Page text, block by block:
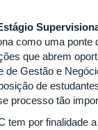
como uma ponte
que abrem
de Gestão e
de
processo tão
tem por finalidade